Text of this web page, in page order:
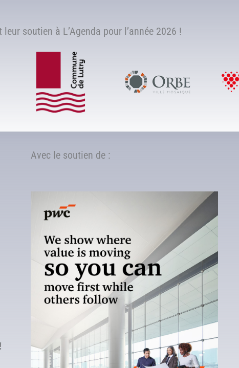
soutien à L’Agenda pour l’année 2026 !
Avec le soutien de :